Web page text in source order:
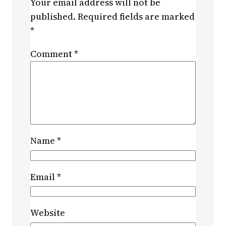
published. Required fields are marked
*
Comment*
Name *
Email*
Website